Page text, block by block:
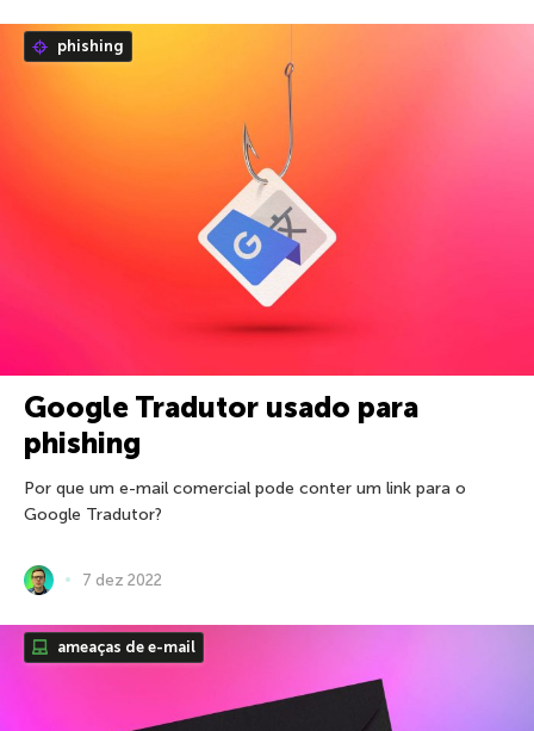
phishing
Google Tradutor usado para
phishing
Por que um e-mail comercial pode conter um link para o
Google Tradutor?
7 dez 2022
ameaças de e-mail